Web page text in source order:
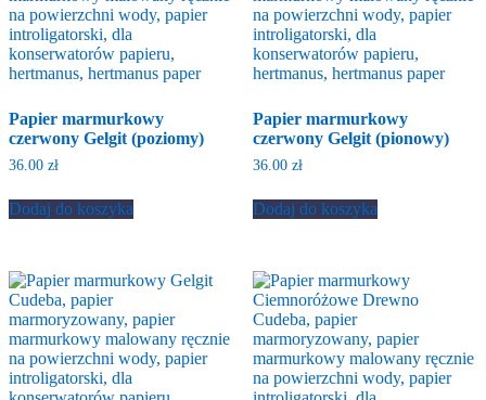
Papier marmurkowy
czerwony Gelgit (poziomy)
36.00 zł
Dodaj do koszyka
Papier marmurkowy
czerwony Gelgit (pionowy)
36.00 zł
Dodaj do koszyka